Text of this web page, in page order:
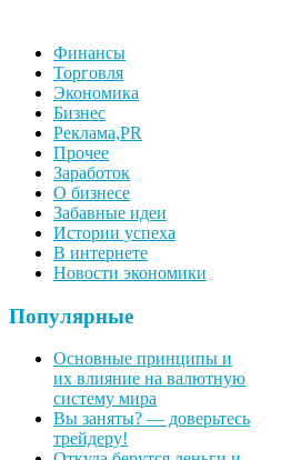
Финансы
Торговля
Экономика
Бизнес
Реклама,PR
Прочее
Заработок
О бизнесе
Забавные идеи
Истории успеха
В интернете
Новости экономики
Популярные
Основные принципы и
их влияние на валютную
систему мира
Вы заняты? — доверьтесь
трейдеру!